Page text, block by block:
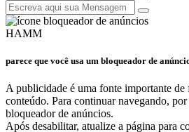
HAMM
parece que você usa um bloqueador de
A publicidade é uma fonte importante de
conteúdo. Para continuar navegando,
bloqueador de anúncios.
Após desabilitar, atualize a página para